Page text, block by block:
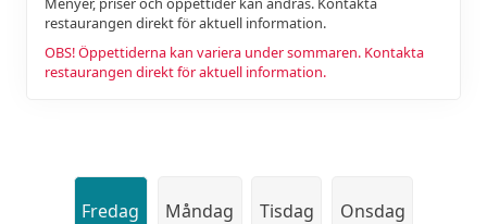
restaurangen direkt för aktuell information.
OBS! Öppettiderna kan variera under sommaren. Kontakta
restaurangen direkt för aktuell information.
Fredag Måndag Tisdag Onsdag